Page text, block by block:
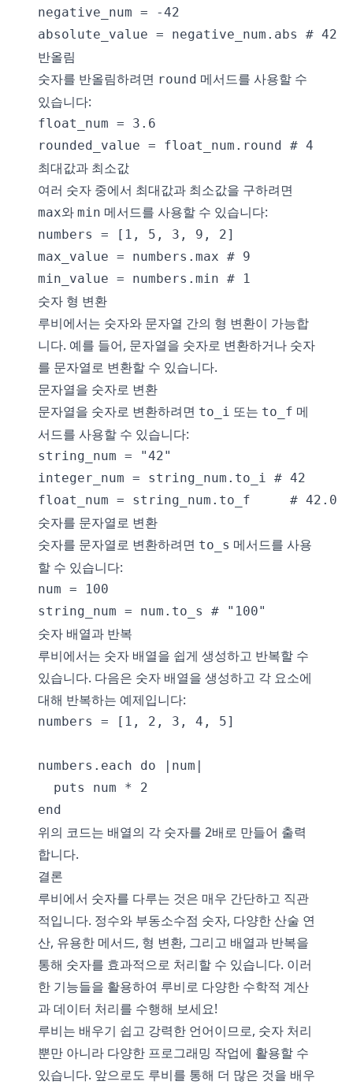
negative_num = -42
반올림
숫자를 반올림하려면 round 메서드를 사용할 수
있습니다:
float_num = 3.6
최대값과 최소값
여러 숫자 중에서 최대값과 최소값을 구하려면
max와 min 메서드를 사용할 수 있습니다:
numbers = [1, 5, 3, 9, 2]
max_value = numbers.max # 9
숫자 형 변환
루비에서는 숫자와 문자열 간의 형 변환이 가능합
니다. 예를 들어, 문자열을 숫자로 변환하거나 숫자
를 문자열로 변환할 수 있습니다.
문자열을 숫자로 변환
문자열을 숫자로 변환하려면 to_i 또는 to_f 메
서드를 사용할 수 있습니다:
string_num = "42"
integer_num = string_num.to_i # 42
숫자를 문자열로 변환
숫자를 문자열로 변환하려면 to_s 메서드를 사용
할 수 있습니다:
num = 100
숫자 배열과 반복
루비에서는 숫자 배열을 쉽게 생성하고 반복할 수
있습니다. 다음은 숫자 배열을 생성하고 각 요소에
대해 반복하는 예제입니다:
numbers = [1, 2, 3, 4, 5]
numbers.each do |num|
  puts num * 2
위의 코드는 배열의 각 숫자를 2배로 만들어 출력
합니다.
결론
루비에서 숫자를 다루는 것은 매우 간단하고 직관
적입니다. 정수와 부동소수점 숫자, 다양한 산술 연
산, 유용한 메서드, 형 변환, 그리고 배열과 반복을
통해 숫자를 효과적으로 처리할 수 있습니다. 이러
한 기능들을 활용하여 루비로 다양한 수학적 계산
과 데이터 처리를 수행해 보세요!
루비는 배우기 쉽고 강력한 언어이므로, 숫자 처리
뿐만 아니라 다양한 프로그래밍 작업에 활용할 수
있습니다. 앞으로도 루비를 통해 더 많은 것을 배우